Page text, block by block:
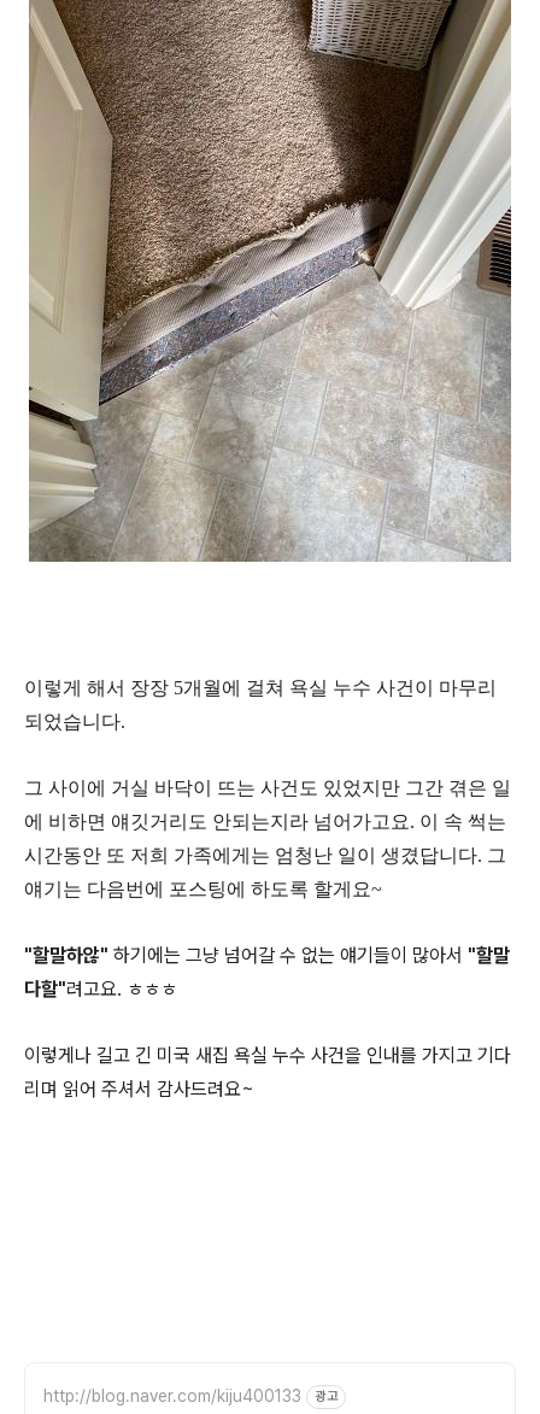
이렇게 해서 장장 5개월에 걸쳐 욕실 누수 사건이 마무리
되었습니다.
그 사이에 거실 바닥이 뜨는 사건도 있었지만 그간 겪은 일
에 비하면 얘깃거리도 안되는지라 넘어가고요. 이 속 썩는
시간동안 또 저희 가족에게는 엄청난 일이 생겼답니다. 그
얘기는 다음번에 포스팅에 하도록 할게요~
"할말하않" 하기에는 그냥 넘어갈 수 없는 얘기들이 많아서 "할말
다할"려고요. ㅎㅎㅎ
이렇게나 길고 긴 미국 새집 욕실 누수 사건을 인내를 가지고 기다
리며 읽어 주셔서 감사드려요~
http://blog.naver.com/kiju400133 광고